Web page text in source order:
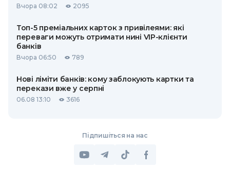
Вчора 08:02 2095
Топ-5 преміальних карток з привілеями: які
переваги можуть отримати нині VIP-клієнти
банків
Вчора 06:50 789
Нові ліміти банків: кому заблокують картки та
перекази вже у серпні
06.08 13:10 3616
Підпишіться на нас